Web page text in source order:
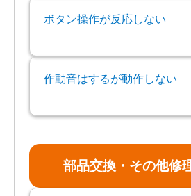
ボタン操作が反応しない
作動音はするが動作しない
部品交換・その他修